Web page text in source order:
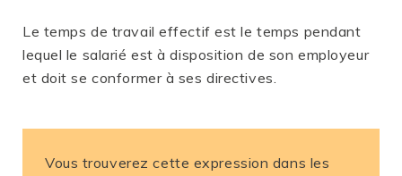
Le temps de travail effectif est le temps pendant
lequel le salarié est à disposition de son employeur
et doit se conformer à ses directives.
Vous trouverez cette expression dans les